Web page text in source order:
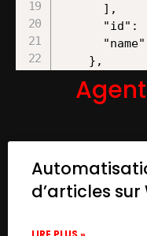
      ],
"id":
    },
      },
d’articles sur